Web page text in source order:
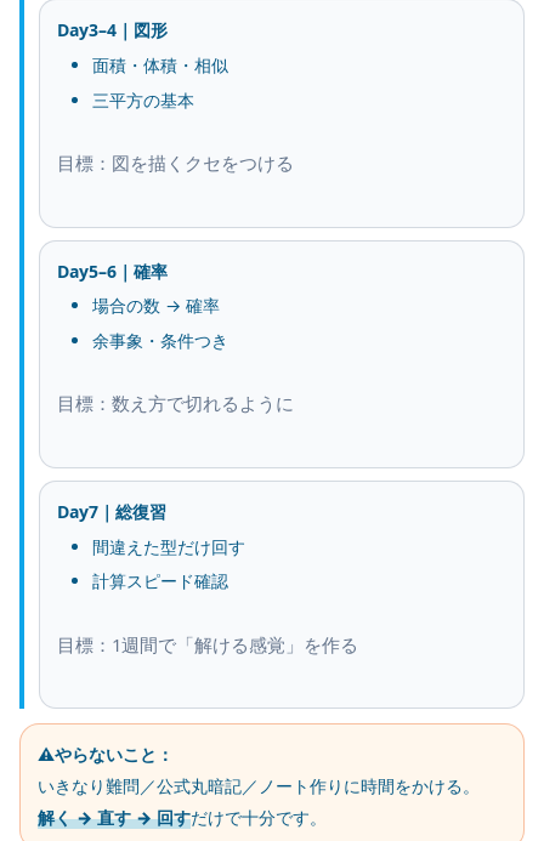
Day3–4｜図形
面積・体積・相似
三平方の基本
目標：図を描くクセをつける
Day5–6｜確率
場合の数 → 確率
余事象・条件つき
目標：数え方で切れるように
Day7｜総復習
間違えた型だけ回す
計算スピード確認
目標：1週間で「解ける感覚」を作る
⚠️やらないこと：
いきなり難問／公式丸暗記／ノート作りに時間をかける。
解く → 直す → 回すだけで十分です。